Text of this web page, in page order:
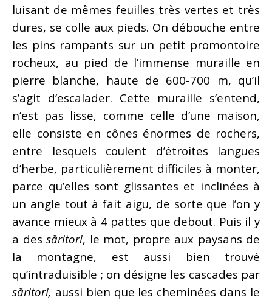
luisant de mêmes feuilles très vertes et très
dures, se colle aux pieds. On débouche entre
les pins rampants sur un petit promontoire
rocheux, au pied de l’immense muraille en
pierre blanche, haute de 600-700 m, qu’il
s’agit d’escalader. Cette muraille s’entend,
n’est pas lisse, comme celle d’une maison,
elle consiste en cônes énormes de rochers,
entre lesquels coulent d’étroites langues
d’herbe, particulièrement difficiles à monter,
parce qu’elles sont glissantes et inclinées à
un angle tout à fait aigu, de sorte que l’on y
avance mieux à 4 pattes que debout. Puis il y
a des săritori, le mot, propre aux paysans de
la montagne, est aussi bien trouvé
qu’intraduisible ; on désigne les cascades par
săritori, aussi bien que les cheminées dans le